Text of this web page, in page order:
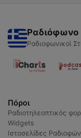
Ραδιόφωνο
Ραδιοφωνικοί
Πόροι
Ραδιοτηλεοπτικός
Widgets
Ιστοσελίδες